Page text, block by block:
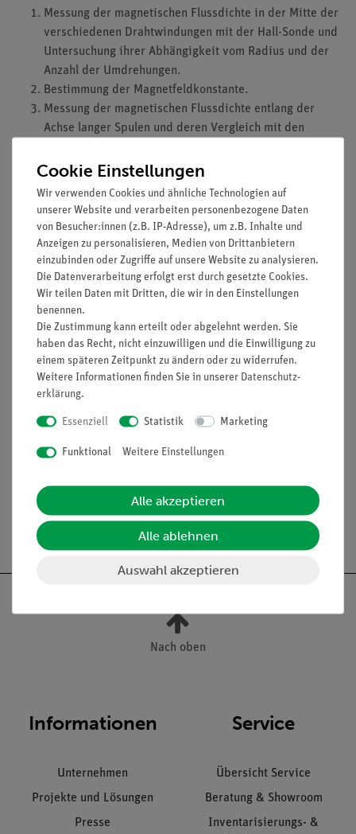
Messung der magnetischen Flussdichte in der Mitte der
verschiedenen Drahtwindungen mit der Hall-Sonde und
Untersuchung ihrer Abhängigkeit vom Radius und der
Anzahl der Umdrehungen.
Bestimmung der Magnetfeldkonstante.
Messung der magnetischen Flussdichte entlang der
Achse langer Spulen und deren Vergleich mit den
Lernziele
Drahtschlingenelektrode
Biot-Savart Gesetz
Hall-Effekt
Magnetfeld
Induktion
(Bitte beachten: Versuchsbeschreibung nur in englischer
Lieferumfang
Media / Downloads
Versandkostenfrei ab 300,- €
Nach oben
Informationen
Unternehmen
Projekte und Lösungen
Presse
Service
Übersicht Service
Beratung & Showroom
Inventarisierungs- &
Cookie Einstellungen
Wir verwenden Cookies und ähnliche Technologien auf
unserer Website und verarbeiten personenbezogene Daten
von Besucher:innen (z.B. IP-Adresse), um z.B. Inhalte und
Anzeigen zu personalisieren, Medien von Drittanbietern
einzubinden oder Zugriffe auf unsere Website zu analysieren.
Die Datenverarbeitung erfolgt erst durch gesetzte Cookies.
Wir teilen Daten mit Dritten, die wir in den Einstellungen
benennen.
Die Zustimmung kann erteilt oder abgelehnt werden. Sie
haben das Recht, nicht einzuwilligen und die Einwilligung zu
einem späteren Zeitpunkt zu ändern oder zu widerrufen.
Weitere Informationen finden Sie in unserer Daten­schutz­
erklärung.
Essenziell Statistik Marketing
Funktional Weitere Einstellungen
Alle akzeptieren
Alle ablehnen
Auswahl akzeptieren